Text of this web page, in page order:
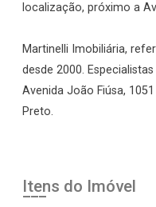
localização, próximo a
Martinelli Imobiliária,
desde 2000.
Avenida João Fiúsa,
Preto.
Itens do Imóvel